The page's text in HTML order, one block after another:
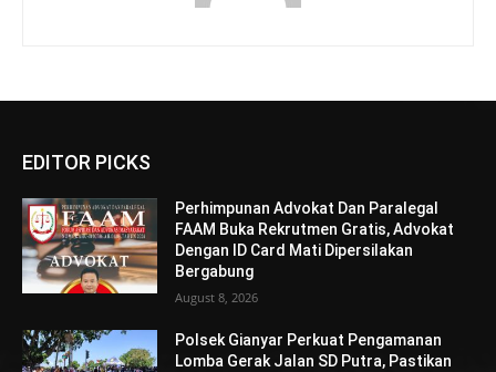
EDITOR PICKS
Perhimpunan Advokat Dan Paralegal
FAAM Buka Rekrutmen Gratis, Advokat
Dengan ID Card Mati Dipersilakan
Bergabung
August 8, 2026
Polsek Gianyar Perkuat Pengamanan
Lomba Gerak Jalan SD Putra, Pastikan